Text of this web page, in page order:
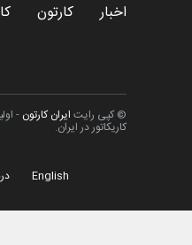
اخبار کارتون
© کپی رایت ایران کارتون -
کاریکاتور در ایران.
English